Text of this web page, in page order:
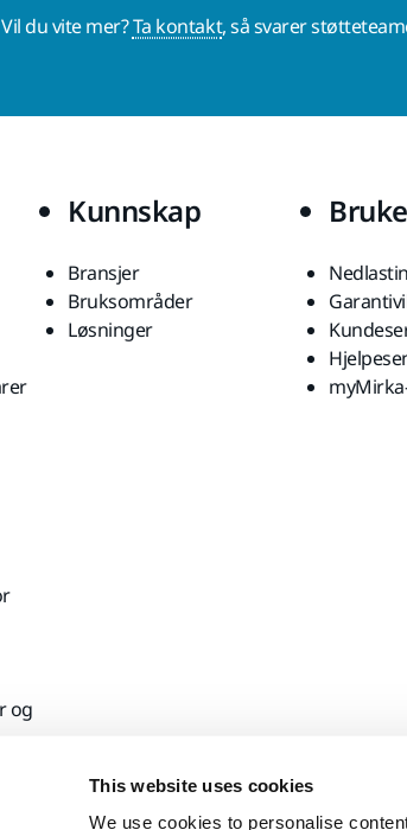
This website uses cookies
We use cookies to personalise
Vil du vite mer?Ta kontakt, så svarer
Kunnskap
Bransjer
Bruksområder
Løsninger
og